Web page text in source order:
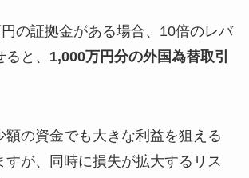
の証拠金がある場合、10倍のレバ
と、 1,000万円分の外国為替取引
額の資金でも大きな利益を狙える
すが、同時に損失が拡大するリス